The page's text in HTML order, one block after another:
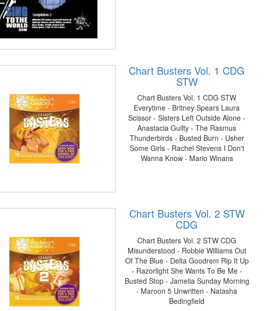
Chart Busters Vol. 1 CDG
STW
Chart Busters Vol. 1 CDG STW
Everytime - Britney Spears Laura
Scissor - Sisters Left Outside Alone -
Anastacia Guilty - The Rasmus
Thunderbirds - Busted Burn - Usher
Some Girls - Rachel Stevens I Don't
Wanna Know - Mario Winans
Chart Busters Vol. 2 STW
CDG
Chart Busters Vol. 2 STW CDG
Misunderstood - Robbie Williams Out
Of The Blue - Delta Goodrem Rip It Up
- Razorlight She Wants To Be Me -
Busted Stop - Jamelia Sunday Morning
- Maroon 5 Unwritten - Natasha
Bedingfield